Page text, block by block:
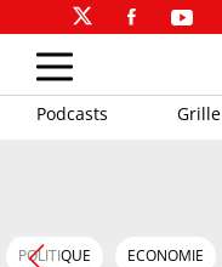
Podcasts Grille
POLITIQUE ECONOMIE